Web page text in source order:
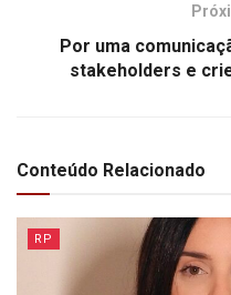
Por uma
stakeholders e
Conteúdo Relacionado
RP